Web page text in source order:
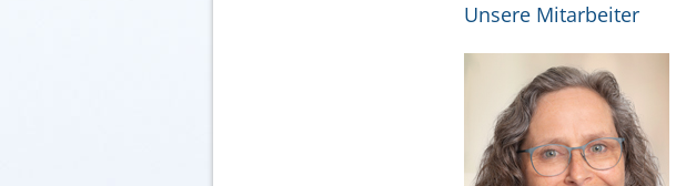
Unsere Mitarbeiter